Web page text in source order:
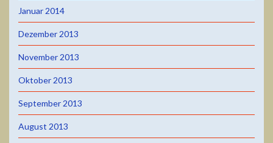
Januar 2014
Dezember 2013
November 2013
Oktober 2013
September 2013
August 2013